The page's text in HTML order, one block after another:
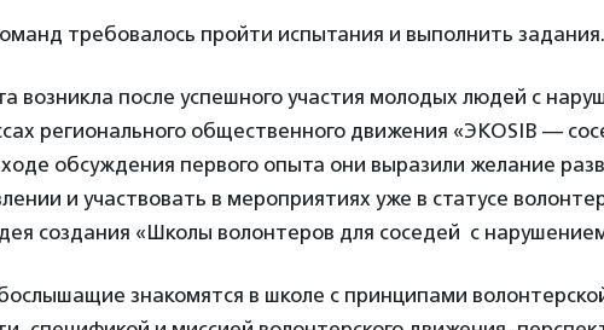
требовалось пройти испытания и выполнить задания.
возникла после успешного участия молодых людей с
регионального общественного движения «ЭКОSIB —
обсуждения первого опыта они выразили желание
и участвовать в мероприятиях уже в статусе
создания «Школы волонтеров для соседей с
знакомятся в школе с принципами